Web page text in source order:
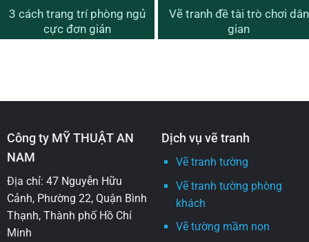
3 cách trang trí phòng ngủ
cực đơn giản
Vẽ tranh đề tài trò chơi dân
gian
Công ty MỸ THUẬT AN
NAM
Địa chỉ: 47 Nguyễn Hữu
Cảnh, Phường 22, Quận Bình
Thạnh, Thành phố Hồ Chí
Minh
Dịch vụ vẽ tranh
Vẽ tranh tường
Vẽ tranh tường phòng
khách
Vẽ tường mầm non